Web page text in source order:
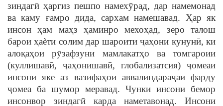
зиндагӣ ҳаргиз пешпо намехӯрад, дар намемонад
ва каму ғамро дида, сархам намешавад. Ҳар як
инсон ҳам маҳз ҳаминро мехоҳад, зеро талош
барои ҳаѐти солим дар шароити ҷаҳони кунунӣ, ки
алоқаҳои рӯзафзуни мамлакатҳо ва томгароии
(куллишавӣ, ҷаҳонишавӣ, глобализатсия) ҷомеаи
инсони яке аз вазифаҳои аввалиндараҷаи фарду
ҷомеа ба шумор меравад. Чунки инсони бемор
инсонвор зиндагӣ карда наметавонад. Инсони